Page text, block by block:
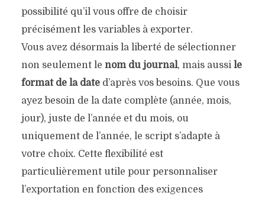
possibilité qu’il vous offre de choisir
précisément les variables à exporter.
Vous avez désormais la liberté de sélectionner
non seulement le nom du journal, mais aussi le
format de la dated’après vos besoins. Que vous
ayez besoin de la date complète (année, mois,
jour), juste de l’année et du mois, ou
uniquement de l’année, le script s’adapte à
votre choix. Cette flexibilité est
particulièrement utile pour personnaliser
l’exportation en fonction des exigences